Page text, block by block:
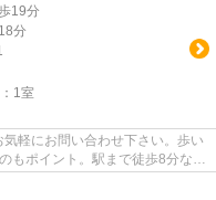
19分
分
1室
気軽にお問い合わせ下さい。歩い
もポイント。駅まで徒歩8分なの